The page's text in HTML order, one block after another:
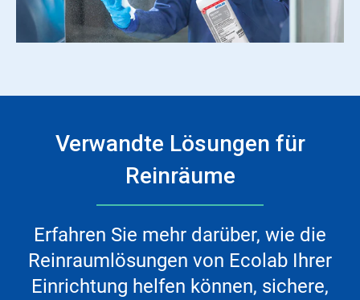
Verwandte Lösungen für
Reinräume
Erfahren Sie mehr darüber, wie die
Reinraumlösungen von Ecolab Ihrer
Einrichtung helfen können, sichere,